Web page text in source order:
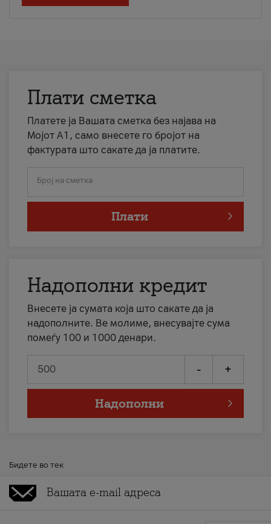
Плати сметка
Платете ја Вашата сметка без најава на
Мојот А1, само внесете го бројот на
фактурата што сакате да ја платите.
Број на сметка
Плати
Надополни кредит
Внесете ја сумата која што сакате да ја
надополните. Ве молиме, внесувајте сума
помеѓу 100 и 1000 денари.
- +
Надополни
Бидете во тек